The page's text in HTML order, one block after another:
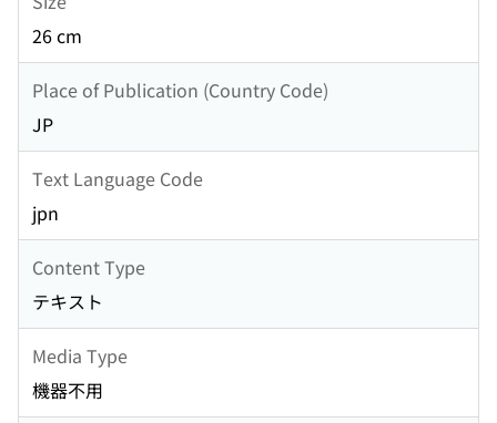
26 cm
Place of Publication (Country Code)
JP
Text Language Code
jpn
Content Type
テキスト
Media Type
機器不用